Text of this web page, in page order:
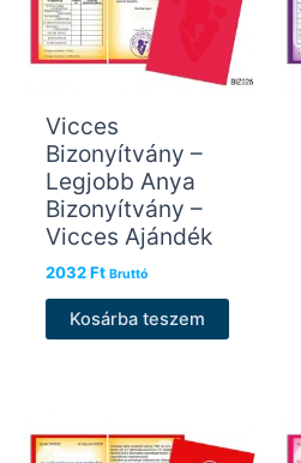
Vicces
Bizonyítvány –
Legjobb Anya
Bizonyítvány –
Vicces Ajándék
2032Ft Bruttó
Kosárba teszem